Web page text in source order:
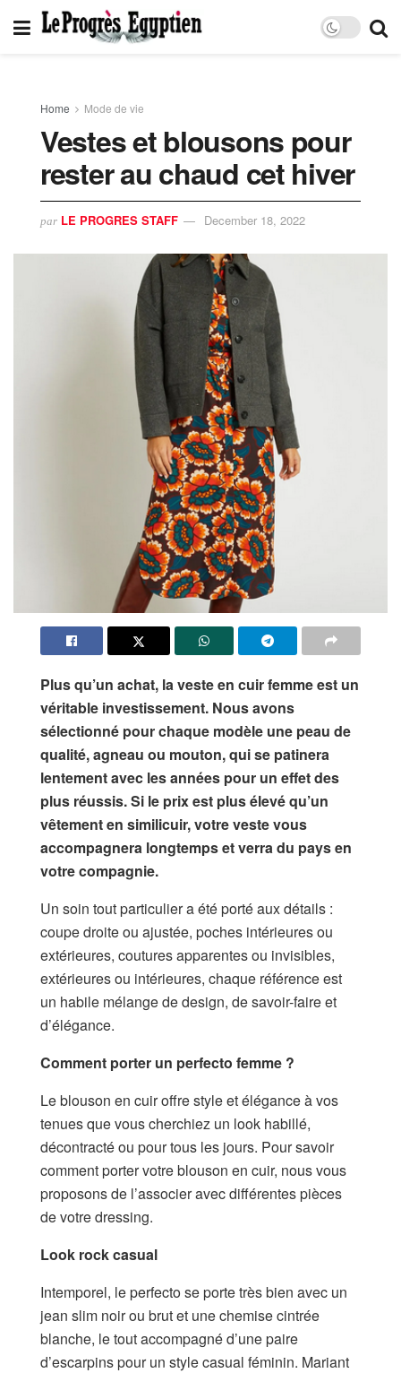
Home Mode de vie
Vestes et blousons pour
rester au chaud cet hiver
par LE PROGRES STAFF December 18, 2022
Plus qu’un achat, la veste en cuir femme est un
véritable investissement. Nous avons
sélectionné pour chaque modèle une peau de
qualité, agneau ou mouton, qui se patinera
lentement avec les années pour un effet des
plus réussis. Si le prix est plus élevé qu’un
vêtement en similicuir, votre veste vous
accompagnera longtemps et verra du pays en
votre compagnie.
Un soin tout particulier a été porté aux détails :
coupe droite ou ajustée, poches intérieures ou
extérieures, coutures apparentes ou invisibles,
extérieures ou intérieures, chaque référence est
un habile mélange de design, de savoir-faire et
d’élégance.
Comment porter un perfecto femme ?
Le blouson en cuir offre style et élégance à vos
tenues que vous cherchiez un look habillé,
décontracté ou pour tous les jours. Pour savoir
comment porter votre blouson en cuir, nous vous
proposons de l’associer avec différentes pièces
de votre dressing.
Look rock casual
Intemporel, le perfecto se porte très bien avec un
jean slim noir ou brut et une chemise cintrée
blanche, le tout accompagné d’une paire
d’escarpins pour un style casual féminin. Mariant